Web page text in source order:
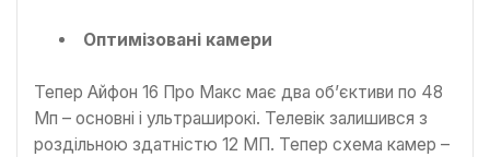
Оптимізовані камери
Тепер Айфон 16 Про Макс має два об’єктиви по 48
Мп – основні і ультраширокі. Телевік залишився з
роздільною здатністю 12 МП. Тепер схема камер –